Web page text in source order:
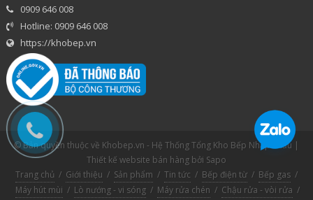
0909 646 008
Hotline: 0909 646 008
https://khobep.vn
© Bản quyền thuộc về Khobep.vn - Hệ Thống Tổng Kho Bếp Nhập Khẩu |
Thiết kế website bán hàng bởi Sapo
Trang chủ / Giới thiệu / Sản phẩm / Tin tức / Bếp điện từ / Bếp gas /
Máy hút mùi / Lò nướng - vi sóng / Máy rửa chén / Chậu rửa - vòi rửa /